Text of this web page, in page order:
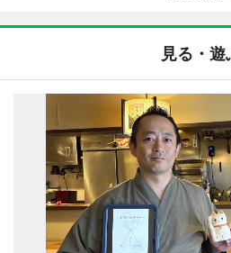
見る・遊